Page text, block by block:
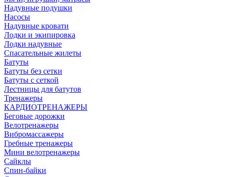
Надувные подушки
Насосы
Надувные кровати
Лодки и экипировка
Лодки надувные
Спасательные жилеты
Батуты
Батуты без сетки
Батуты с сеткой
Лестницы для батутов
Тренажеры
КАРДИОТРЕНАЖЕРЫ
Беговые дорожки
Велотренажеры
Вибромассажеры
Гребные тренажеры
Мини велотренажеры
Сайклы
Спин-байки